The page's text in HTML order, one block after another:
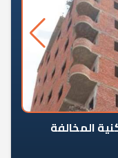
المخالفة